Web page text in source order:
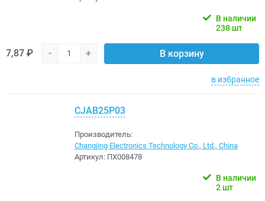
В наличии
238 шт
7,87 ₽ - + В корзину
в избранное
CJAB25P03
Производитель:
Changjing Electronics Technology Co., Ltd., China
Артикул: ПХ008478
В наличии
2 шт